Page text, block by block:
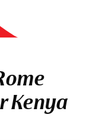
Kenya